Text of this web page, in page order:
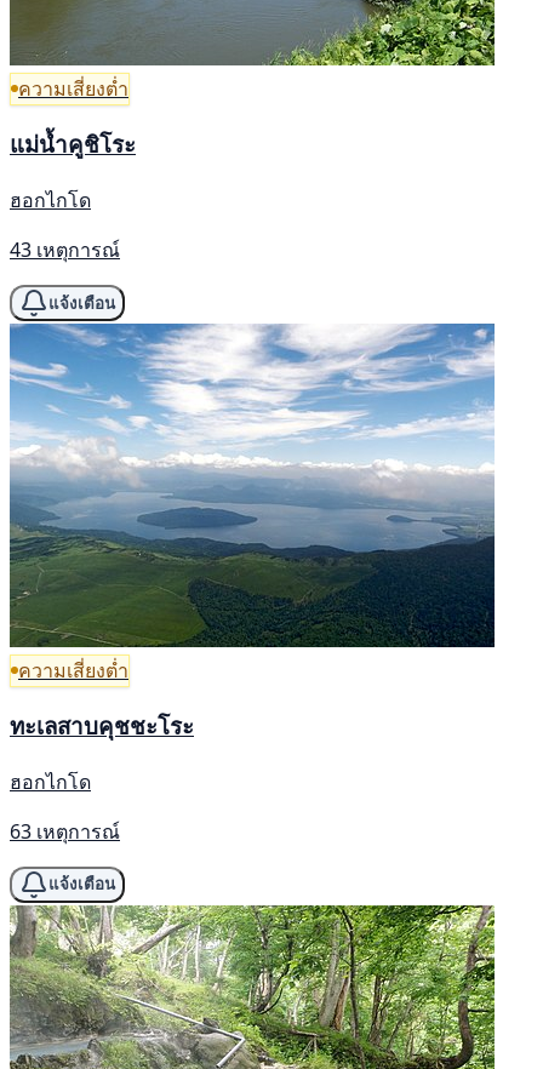
ความเสี่ยงต่ำ
แม่น้ำคูชิโระ
ฮอกไกโด
43 เหตุการณ์
แจ้งเตือน
ความเสี่ยงต่ำ
ทะเลสาบคุชชะโระ
ฮอกไกโด
63 เหตุการณ์
แจ้งเตือน